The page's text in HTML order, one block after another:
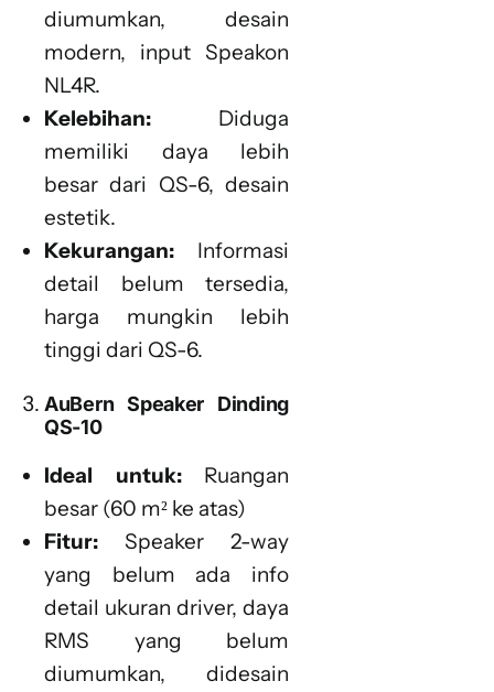
diumumkan, desain
modern, input Speakon
NL4R.
Kelebihan: Diduga
memiliki daya lebih
besar dari QS-6, desain
estetik.
Kekurangan: Informasi
detail belum tersedia,
harga mungkin lebih
tinggi dari QS-6.
AuBern Speaker Dinding
QS-10
Ideal untuk:Ruangan
besar (60 m² ke atas)
Fitur: Speaker 2-way
yang belum ada info
detail ukuran driver, daya
RMS yang belum
diumumkan, didesain